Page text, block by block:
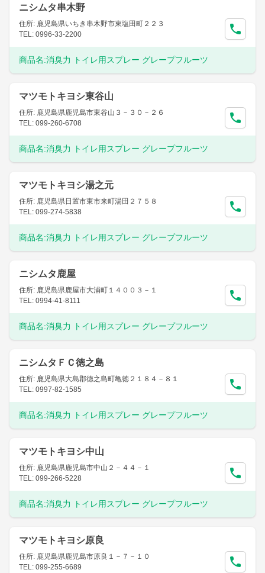
ニシムタ串木野
住所: 鹿児島県いちき串木野市東塩田町２２３
TEL: 0996-33-2200
商品名:消臭力 トイレ用スプレー グレープフルーツ
マツモトキヨシ東谷山
住所: 鹿児島県鹿児島市東谷山３－３０－２６
TEL: 099-260-6708
商品名:消臭力 トイレ用スプレー グレープフルーツ
マツモトキヨシ湯之元
住所: 鹿児島県日置市東市来町湯田２７５８
TEL: 099-274-5838
商品名:消臭力 トイレ用スプレー グレープフルーツ
ニシムタ鹿屋
住所: 鹿児島県鹿屋市大浦町１４００３－１
TEL: 0994-41-8111
商品名:消臭力 トイレ用スプレー グレープフルーツ
ニシムタＦＣ徳之島
住所: 鹿児島県大島郡徳之島町亀徳２１８４－８１
TEL: 0997-82-1585
商品名:消臭力 トイレ用スプレー グレープフルーツ
マツモトキヨシ中山
住所: 鹿児島県鹿児島市中山２－４４－１
TEL: 099-266-5228
商品名:消臭力 トイレ用スプレー グレープフルーツ
マツモトキヨシ原良
住所: 鹿児島県鹿児島市原良１－７－１０
TEL: 099-255-6689